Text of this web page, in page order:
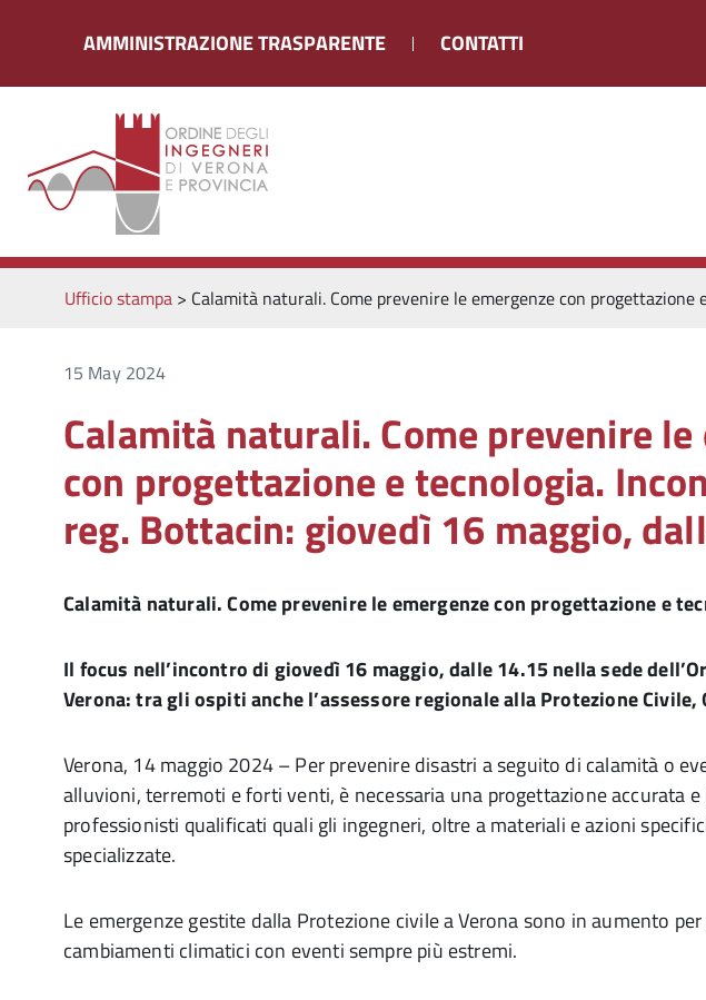
AMMINISTRAZIONE TRASPARENTE CONTATTI
Ufficio stampa> Calamità naturali. Come prevenire le emergenze con
15 May 2024
Calamità naturali. Come prevenire le
con progettazione e tecnologia.
reg. Bottacin: giovedì 16 maggio,
Calamità naturali. Come prevenire le emergenze con progettazione e
Il focus nell’incontro di giovedì 16 maggio, dalle 14.15 nella sede
Verona: tra gli ospiti anche l’assessore regionale alla Protezione
Verona, 14 maggio 2024 – Per prevenire disastri a seguito di calamità o
alluvioni, terremoti e forti venti, è necessaria una progettazione accurata
professionisti qualificati quali gli ingegneri, oltre a materiali e azioni
specializzate.
Le emergenze gestite dalla Protezione civile a Verona sono in aumento
cambiamenti climatici con eventi sempre più estremi.